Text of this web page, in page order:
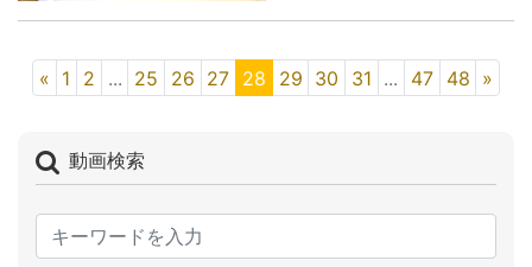
« 1 2 ... 25 26 27 28 29 30 31 ... 47 48 »
動画検索